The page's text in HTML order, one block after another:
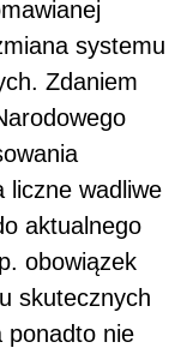
systemu
Zdaniem
liczne wadliwe
aktualnego
obowiązek
skutecznych
ponadto nie